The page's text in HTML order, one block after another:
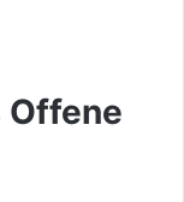
Offene